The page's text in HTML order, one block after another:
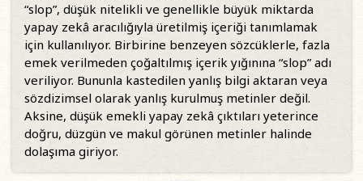
“slop”, düşük nitelikli ve genellikle büyük miktarda
yapay zekâ aracılığıyla üretilmiş içeriği tanımlamak
için kullanılıyor. Birbirine benzeyen sözcüklerle, fazla
emek verilmeden çoğaltılmış içerik yığınına “slop” adı
veriliyor. Bununla kastedilen yanlış bilgi aktaran veya
sözdizimsel olarak yanlış kurulmuş metinler değil.
Aksine, düşük emekli yapay zekâ çıktıları yeterince
doğru, düzgün ve makul görünen metinler halinde
dolaşıma giriyor.